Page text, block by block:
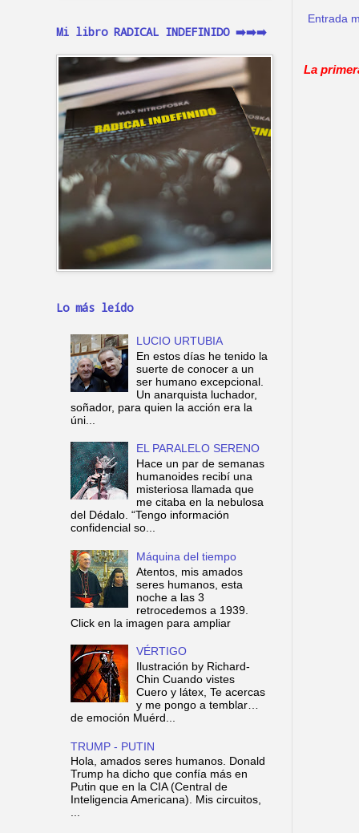
Entrada
La
Mi libro RADICAL INDEFINIDO ➡️➡️➡️
Lo más leído
LUCIO URTUBIA
En estos días he tenido la
suerte de conocer a un
ser humano excepcional.
Un anarquista luchador,
soñador, para quien la acción era la
úni...
EL PARALELO SERENO
Hace un par de semanas
humanoides recibí una
misteriosa llamada que
me citaba en la nebulosa
del Dédalo. “Tengo información
confidencial so...
Máquina del tiempo
Atentos, mis amados
seres humanos, esta
noche a las 3
retrocedemos a 1939.
Click en la imagen para ampliar
VÉRTIGO
Ilustración by Richard-
Chin Cuando vistes
Cuero y látex, Te acercas
y me pongo a temblar…
de emoción Muérd...
TRUMP - PUTIN
Hola, amados seres humanos. Donald
Trump ha dicho que confía más en
Putin que en la CIA (Central de
Inteligencia Americana). Mis circuitos,
...